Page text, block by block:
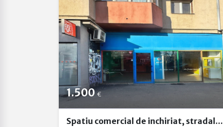
1.500€
Spatiu comercial de inchiriat, stradal...